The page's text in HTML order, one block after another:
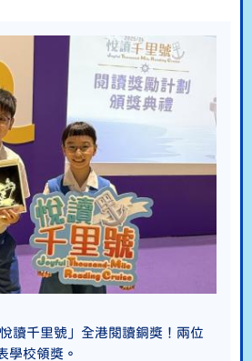
讀千里號」全港閱讀銅獎！兩位
學校領獎。